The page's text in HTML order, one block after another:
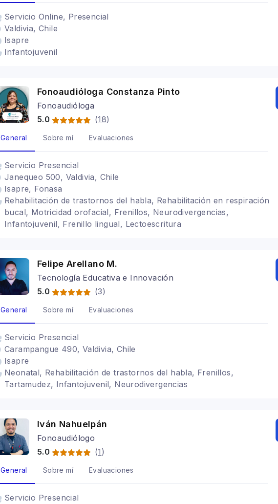
Servicio Online, Presencial
Valdivia, Chile
Isapre
Infantojuvenil
Fonoaudióloga Constanza Pinto
Fonoaudióloga
5.0
(18)
General Sobre mí Evaluaciones
Servicio Presencial
Janequeo 500, Valdivia, Chile
Isapre, Fonasa
Rehabilitación de trastornos del habla, Rehabilitación en respiración
bucal, Motricidad orofacial, Frenillos, Neurodivergencias,
Infantojuvenil, Frenillo lingual, Lectoescritura
Felipe Arellano M.
Tecnología Educativa e Innovación
5.0
(3)
General Sobre mí Evaluaciones
Servicio Presencial
Carampangue 490, Valdivia, Chile
Isapre
Neonatal, Rehabilitación de trastornos del habla, Frenillos,
Tartamudez, Infantojuvenil, Neurodivergencias
Iván Nahuelpán
Fonoaudiólogo
5.0
(1 )
General Sobre mí Evaluaciones
Servicio Presencial